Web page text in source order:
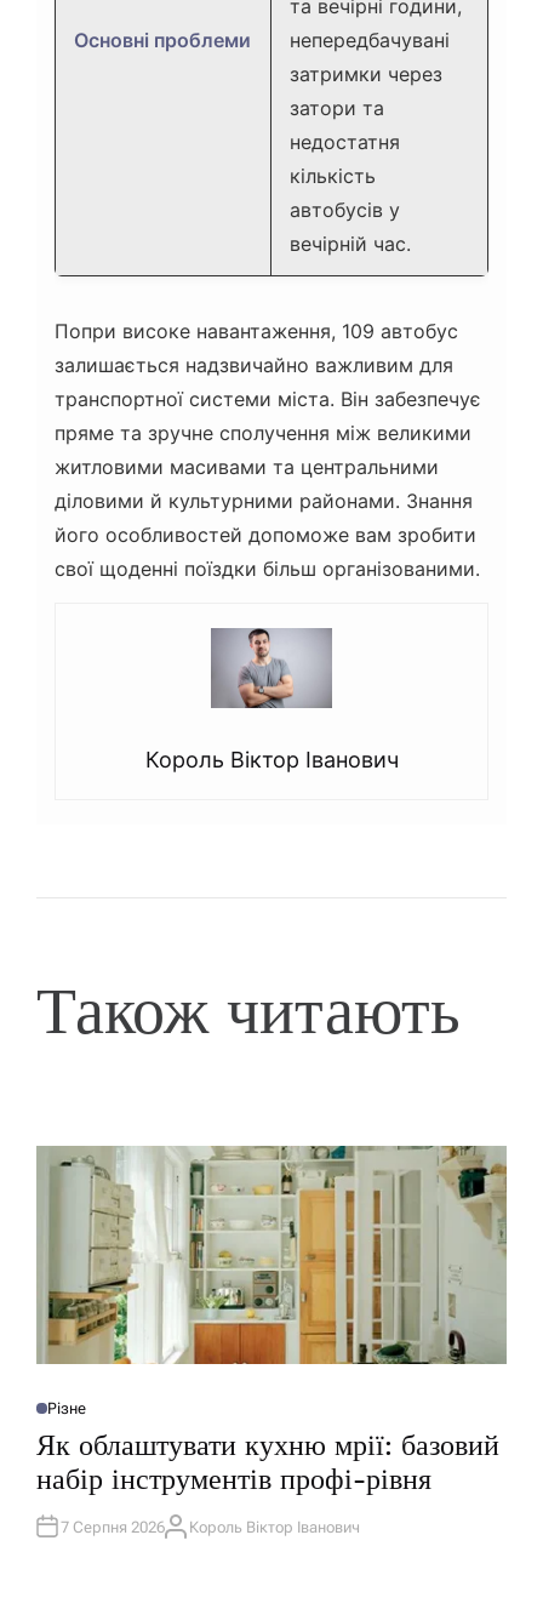
Основні проблеми
та вечірні години,
непередбачувані
затримки через
затори та
недостатня
кількість
автобусів у
вечірній час.
Попри високе навантаження, 109 автобус
залишається надзвичайно важливим для
транспортної системи міста. Він забезпечує
пряме та зручне сполучення між великими
житловими масивами та центральними
діловими й культурними районами. Знання
його особливостей допоможе вам зробити
свої щоденні поїздки більш організованими.
Король Віктор Іванович
Також читають
О
У
Л
І
У
В
Різне
Як облаштувати кухню мрії: базовий
набір інструментів профі-рівня
7 Серпня 2026А
Король Віктор Іванович